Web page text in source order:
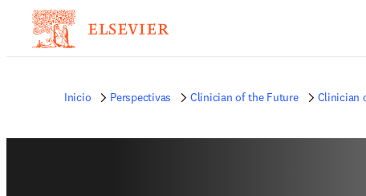
Inicio Perspectivas Clinician of the Future Clinician